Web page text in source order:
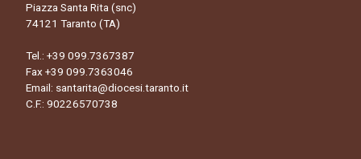
Piazza Santa Rita (snc)
74121 Taranto (TA)
Tel.: +39 099.7367387
Fax +39 099.7363046
Email: santarita@diocesi.taranto.it
C.F.: 90226570738